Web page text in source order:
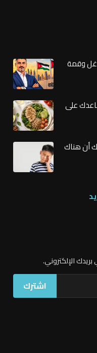
2008 إلى غوغل وقمة
قد تساعدك على
أن هناك
الإلكتروني.
اشترك